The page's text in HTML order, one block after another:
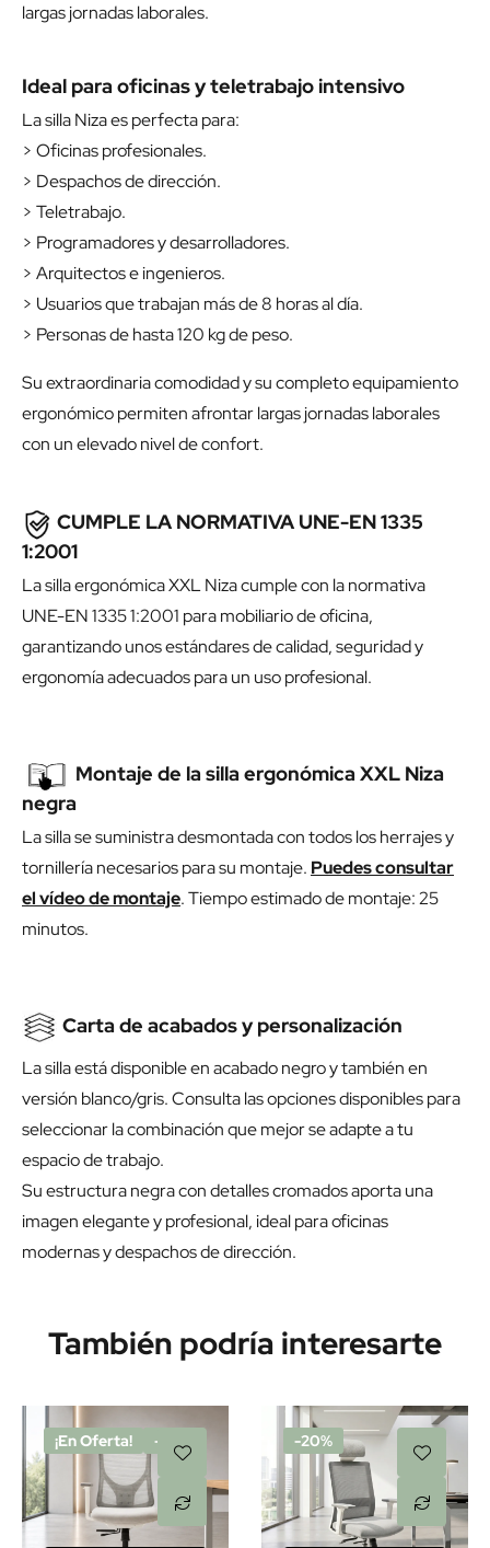
largas jornadas laborales.
Ideal para oficinas y teletrabajo intensivo
La silla Niza es perfecta para:
> Oficinas profesionales.
> Despachos de dirección.
> Teletrabajo.
> Programadores y desarrolladores.
> Arquitectos e ingenieros.
> Usuarios que trabajan más de 8 horas al día.
> Personas de hasta 120 kg de peso.
Su extraordinaria comodidad y su completo equipamiento
ergonómico permiten afrontar largas jornadas laborales
con un elevado nivel de confort.
CUMPLE LA NORMATIVA UNE-EN 1335
1:2001
La silla ergonómica XXL Niza cumple con la normativa
UNE-EN 1335 1:2001 para mobiliario de oficina,
garantizando unos estándares de calidad, seguridad y
ergonomía adecuados para un uso profesional.
Montaje de la silla ergonómica XXL Niza
negra
La silla se suministra desmontada con todos los herrajes y
tornillería necesarios para su montaje. Puedes consultar
el vídeo de montaje. Tiempo estimado de montaje: 25
minutos.
Carta de acabados y personalización
La silla está disponible en acabado negro y también en
versión blanco/gris. Consulta las opciones disponibles para
seleccionar la combinación que mejor se adapte a tu
espacio de trabajo.
Su estructura negra con detalles cromados aporta una
imagen elegante y profesional, ideal para oficinas
modernas y despachos de dirección.
También podría interesarte
¡En Oferta! -30% -20%